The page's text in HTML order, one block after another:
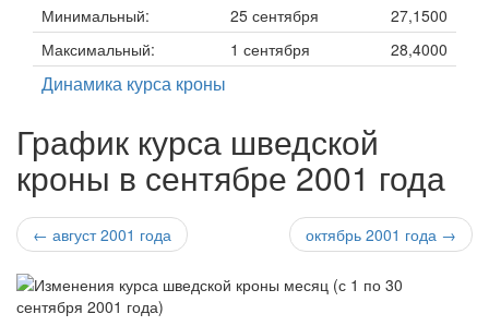
Минимальный:
25 сентября
27,1500
Максимальный:
1 сентября 28,4000
Динамика курса кроны
График курса шведской
кроны в сентябре 2001 года
← август 2001 года октябрь 2001 года →